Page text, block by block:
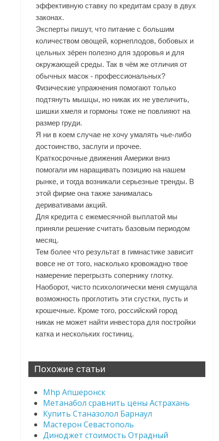
эффективную ставку по кредитам сразу в двух
законах.
Эксперты пишут, что питание с большим
количеством овощей, корнеплодов, бобовых и
цельных зёрен полезно для здоровья и для
окружающей среды. Так в чём же отличия от
обычных масок - профессиональных?
Физические упражнения помогают только
подтянуть мышцы, но никак их не увеличить,
шишки хмеля и гормоны тоже не повлияют на
размер груди.
Я ни в коем случае не хочу умалять чье-либо
достоинство, заслуги и прочее.
Краткосрочные движения Америки вниз
помогали им наращивать позицию на нашем
рынке, и тогда возникали серьезные тренды. В
этой фирме она также занималась
деривативами акций.
Для кредита с ежемесячной выплатой мы
приняли решение считать базовым периодом
месяц.
Тем более что результат в гимнастике зависит
вовсе не от того, насколько кровожадно твое
намерение перегрызть сопернику глотку.
Наоборот, чисто психологически меня смущала
возможность проглотить эти сгустки, пусть и
крошечные. Кроме того, российский город
никак не может найти инвестора для постройки
катка и нескольких гостиниц.
Похожие статьи
Mhp Апшеронск
Метанабол сравнить цены Астрахань
Купить Станазолол Барнаул
Мастерон Севастополь
Диноджет стоимость Отрадный